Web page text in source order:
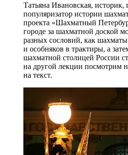
Татьяна Ивановская, историк,
популяризатор истории
проекта «Шахматный
городе за шахматной доской
разных сословий, как
и особняков в трактиры, а
шахматной столицей России
на другой лекции посмотрим
на текст.